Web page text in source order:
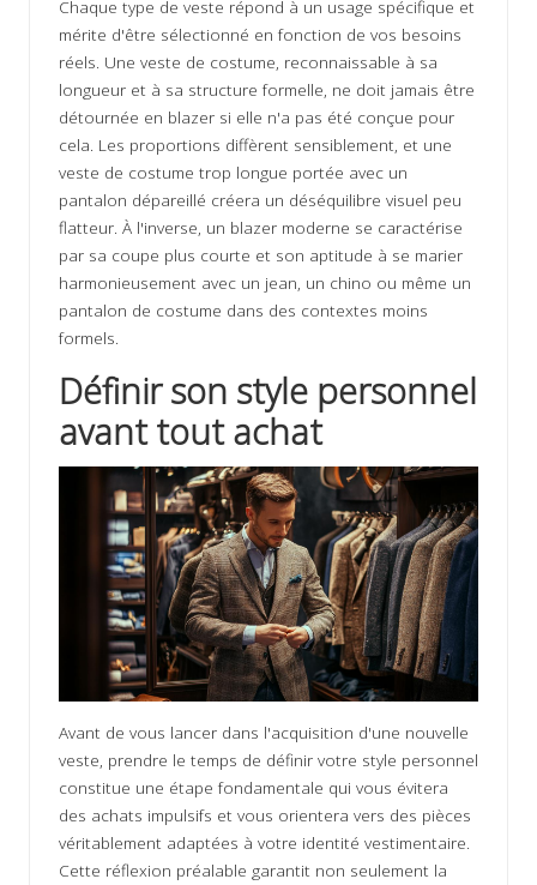
Chaque type de veste répond à un usage spécifique et
mérite d'être sélectionné en fonction de vos besoins
réels. Une veste de costume, reconnaissable à sa
longueur et à sa structure formelle, ne doit jamais être
détournée en blazer si elle n'a pas été conçue pour
cela. Les proportions diffèrent sensiblement, et une
veste de costume trop longue portée avec un
pantalon dépareillé créera un déséquilibre visuel peu
flatteur. À l'inverse, un blazer moderne se caractérise
par sa coupe plus courte et son aptitude à se marier
harmonieusement avec un jean, un chino ou même un
pantalon de costume dans des contextes moins
formels.
Définir son style personnel
avant tout achat
Avant de vous lancer dans l'acquisition d'une nouvelle
veste, prendre le temps de définir votre style personnel
constitue une étape fondamentale qui vous évitera
des achats impulsifs et vous orientera vers des pièces
véritablement adaptées à votre identité vestimentaire.
Cette réflexion préalable garantit non seulement la